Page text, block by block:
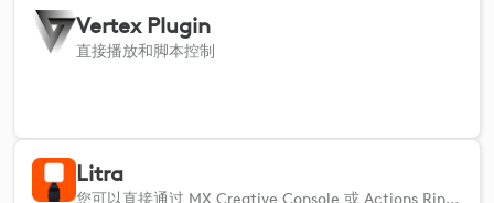
Vertex Plugin
直接播放和脚本控制
Litra